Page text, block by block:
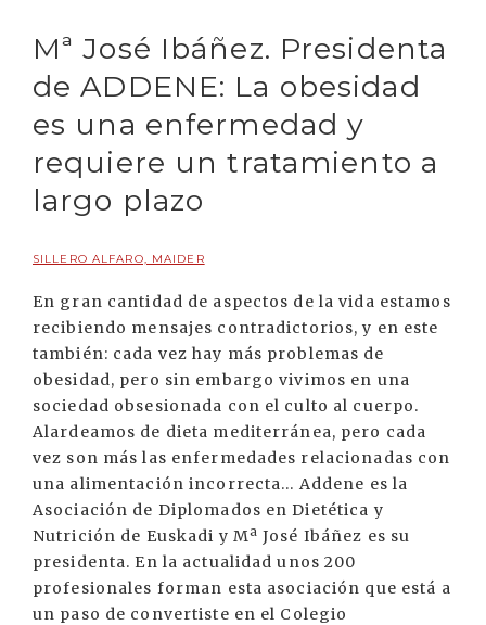
Mª José Ibáñez. Presidenta
de ADDENE: La obesidad
es una enfermedad y
requiere un tratamiento a
largo plazo
SILLERO ALFARO, MAIDER
En gran cantidad de aspectos de la vida estamos
recibiendo mensajes contradictorios, y en este
también: cada vez hay más problemas de
obesidad, pero sin embargo vivimos en una
sociedad obsesionada con el culto al cuerpo.
Alardeamos de dieta mediterránea, pero cada
vez son más las enfermedades relacionadas con
una alimentación incorrecta... Addene es la
Asociación de Diplomados en Dietética y
Nutrición de Euskadi y Mª José Ibáñez es su
presidenta. En la actualidad unos 200
profesionales forman esta asociación que está a
un paso de convertiste en el Colegio